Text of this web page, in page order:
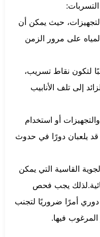
حيث يمكن أن
على مرور الزمن
لتكون نقاط تسريب،
إلى تلف الأنابيب
أو استخدام
يلعبان دورًا في حدوث
القاسية التي يمكن
يجب فحص
دوري أمرًا ضروريًا لتجنب
فيها.